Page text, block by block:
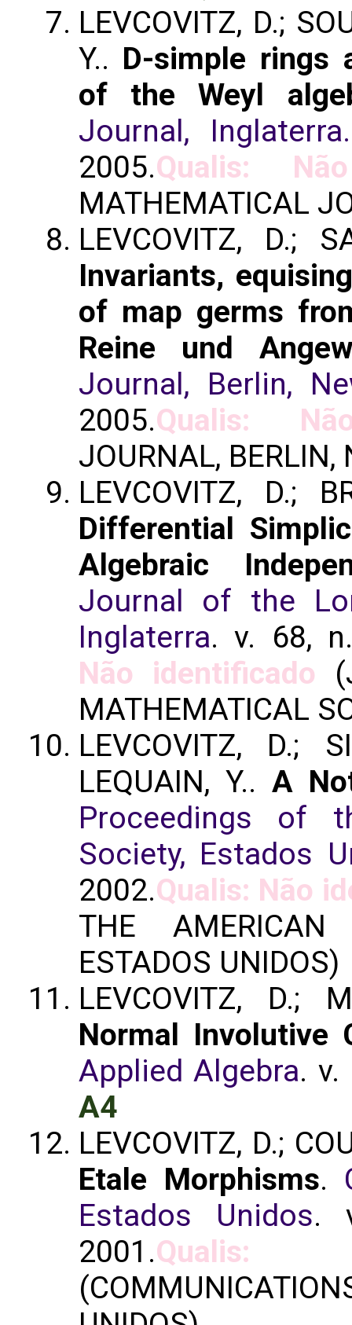
LEVCOVITZ, D.;
Y.. D-simple rings
of the Weyl
Journal, Inglaterra.
2005.Qualis:
MATHEMATICAL
LEVCOVITZ, D.;
Invariants,
of map germs
Reine und
Journal, Berlin,
2005.Qualis:
JOURNAL, BERLIN,
LEVCOVITZ, D.;
Differential
Algebraic
Journal of the
Inglaterra. v. 68,
Não identificado
MATHEMATICAL
LEVCOVITZ, D.;
LEQUAIN, Y.. A
Proceedings of
Society, Estados
2002.Qualis: Não
THE AMERICAN
ESTADOS UNIDOS)
LEVCOVITZ, D.;
Normal Involutive
Applied Algebra. v.
A4
LEVCOVITZ, D.;
Etale Morphisms.
Estados Unidos.
2001.Qualis: